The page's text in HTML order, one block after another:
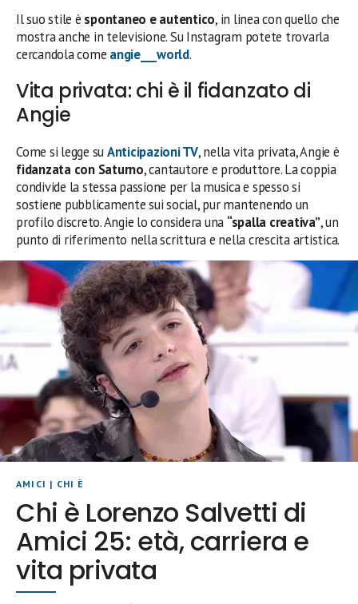
Il suo stile è spontaneo e autentico, in linea con quello che
mostra anche in televisione. Su Instagram potete trovarla
cercandola come angie___world.
Vita privata: chi è il fidanzato di
Angie
Come si legge suAnticipazioni TV, nella vita privata, Angie è
fidanzata con Saturno, cantautore e produttore. La coppia
condivide la stessa passione per la musica e spesso si
sostiene pubblicamente sui social, pur mantenendo un
profilo discreto. Angie lo considera una “spalla creativa”, un
punto di riferimento nella scrittura e nella crescita artistica.
AMICI | CHI È
Chi è Lorenzo Salvetti di
Amici 25: età, carriera e
vita privata